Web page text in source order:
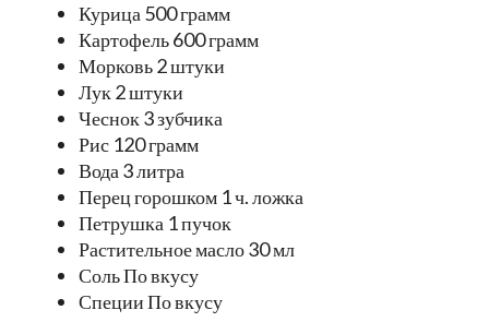
Курица 500 грамм
Картофель 600 грамм
Морковь 2 штуки
Лук 2 штуки
Чеснок 3 зубчика
Рис 120 грамм
Вода 3 литра
Перец горошком 1 ч. ложка
Петрушка 1 пучок
Растительное масло 30 мл
Соль По вкусу
Специи По вкусу